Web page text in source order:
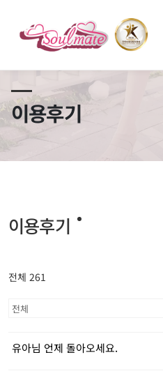
이용후기
이용후기
전체 261
유아님 언제 돌아오세요.
쏠메이트×토모토모 프로모션 영상